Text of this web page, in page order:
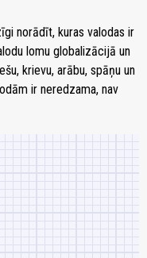
norādīt, kuras valodas ir
lomu globalizācijā un
krievu, arābu, spāņu un
ir neredzama, nav